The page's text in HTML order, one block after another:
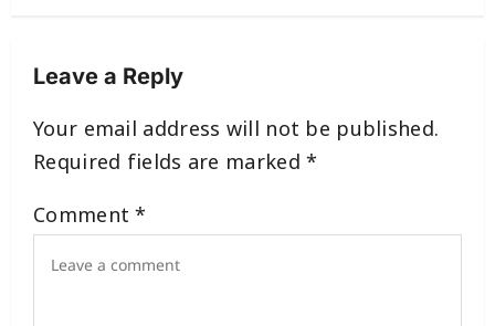
g
a
t
o
Leave a Reply
Your email address will not be published.
Required fields are marked*
Comment*